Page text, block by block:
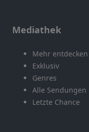
Mediathek
Mehr entdecken
Exklusiv
Genres
Alle Sendungen
Letzte Chance